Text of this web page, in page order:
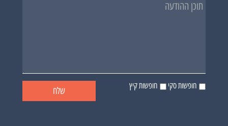
חופשות סקי חופשות קיץ